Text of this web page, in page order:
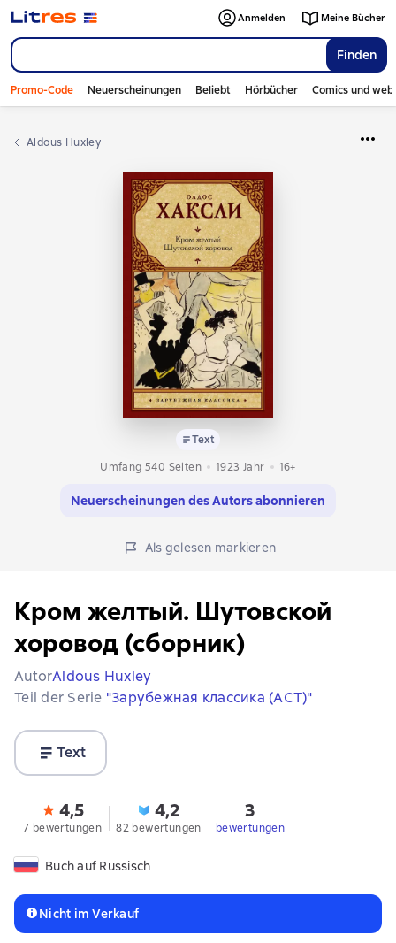
Finden
Anmelden Meine Bücher
Promo-Code Neuerscheinungen Beliebt Hörbücher Comics und
Aldous Huxley
Text
Umfang 540 Seiten
1923 Jahr 16+
Neuerscheinungen des Autors abonnieren
Als gelesen markieren
Кром желтый. Шутовской
хоровод (сборник)
AutorAldous Huxley
Teil der Serie "Зарубежная классика (АСТ)"
Text
4,5
7 bewertungen
4,2
82 bewertungen
3
bewertungen
Buch auf Russisch
Nicht im Verkauf